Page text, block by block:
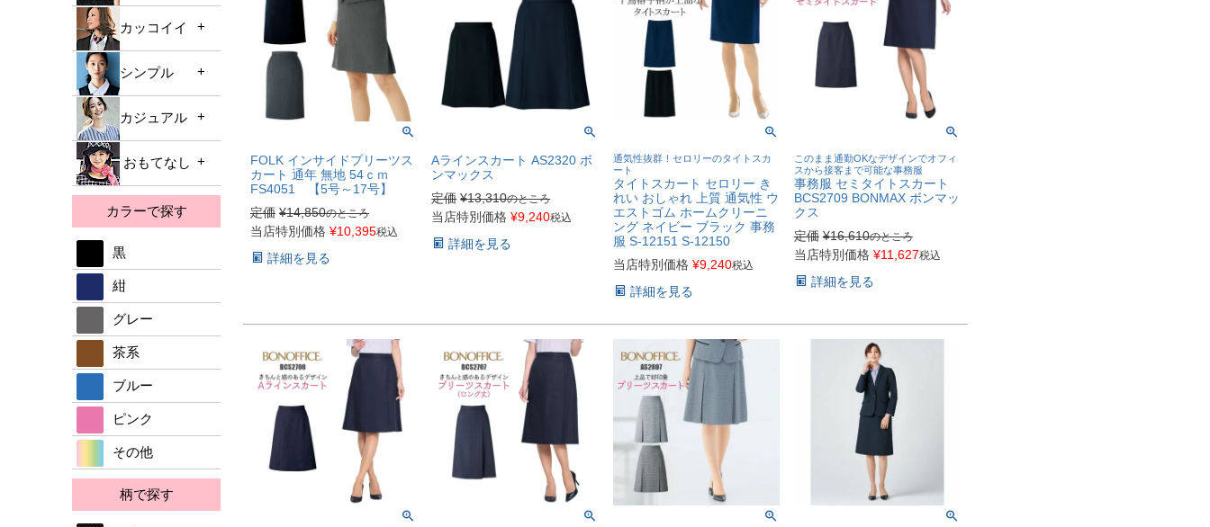
カーディガン
ブラウス
アクセサリー
キュロット
ワンピース
カーディガン
ブラウス
アクセサリー
スカート
パンツ
キュロット
ワンピース
カーディガン
ブラウス
アクセサリー
カットソー
スカート
パンツ
キュロット
カーディガン
ブラウス
アクセサリー
オーバーブラウス
ベスト
スカート
パンツ
キュロット
ワンピース
ブラウス
ジャケット
オーバーブラウス
ベスト
スカート
パンツ
ワンピース
ブラウス
アクセサリー
カッコイイ
ジャケット
オーバーブラウス
ベスト
スカート
パンツ
シンプル
ジャケット
オーバーブラウス
ベスト
スカート
パンツ
キュロット
ブラウス
カジュアル
ジャケット
ポロシャツ
ベスト
スカート
パンツ
キュロット
ブラウス
カットソー
おもてなし
ジャケット
オーバーブラウス
ベスト
スカート
パンツ
ワンピース
ブラウス
カットソー
アクセサリー
カラーで探す
黒
紺
グレー
茶系
ブルー
ピンク
その他
柄で探す
FOLK インサイドプリーツス
カート 通年 無地 54ｃｍ
FS4051 【5号～17号】
定価 ¥14,850のところ
当店特別価格 ¥10,395税込
詳細を見る
Aラインスカート AS2320 ボ
ンマックス
定価 ¥13,310のところ
当店特別価格 ¥9,240税込
詳細を見る
通気性抜群！セロリーのタイトスカ
ート
タイトスカート セロリー き
れい おしゃれ 上質 通気性 ウ
エストゴム ホームクリーニ
ング ネイビー ブラック 事務
服 S-12151 S-12150
当店特別価格 ¥9,240税込
詳細を見る
このまま通勤OKなデザインでオフィ
スから接客まで可能な事務服
事務服 セミタイトスカート
BCS2709 BONMAX ボンマッ
クス
定価 ¥16,610のところ
当店特別価格 ¥11,627税込
詳細を見る